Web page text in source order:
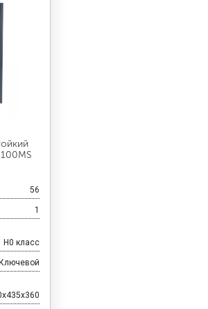
56
1
H0 класс